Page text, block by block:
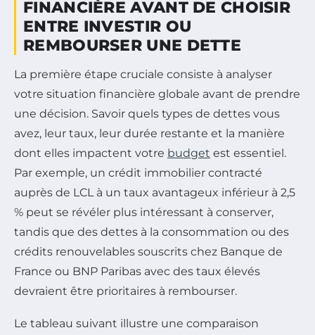
FINANCIÈRE AVANT DE CHOISIR
ENTRE INVESTIR OU
REMBOURSER UNE DETTE
La première étape cruciale consiste à analyser
votre situation financière globale avant de prendre
une décision. Savoir quels types de dettes vous
avez, leur taux, leur durée restante et la manière
dont elles impactent votre budget est essentiel.
Par exemple, un crédit immobilier contracté
auprès de LCL à un taux avantageux inférieur à 2,5
% peut se révéler plus intéressant à conserver,
tandis que des dettes à la consommation ou des
crédits renouvelables souscrits chez Banque de
France ou BNP Paribas avec des taux élevés
devraient être prioritaires à rembourser.
Le tableau suivant illustre une comparaison